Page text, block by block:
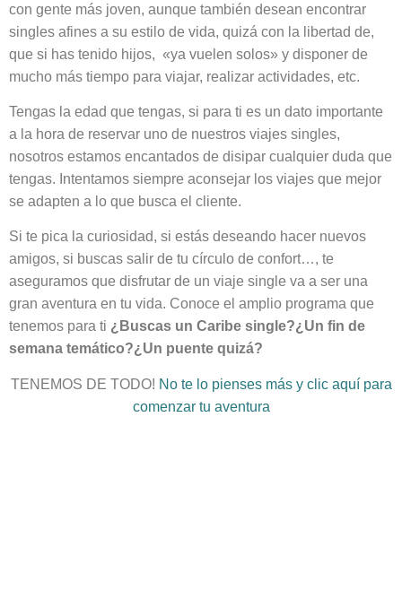
con gente más joven, aunque también desean encontrar
singles afines a su estilo de vida, quizá con la libertad de,
que si has tenido hijos, «ya vuelen solos» y disponer de
mucho más tiempo para viajar, realizar actividades, etc.
Tengas la edad que tengas, si para ti es un dato importante
a la hora de reservar uno de nuestros viajes singles,
nosotros estamos encantados de disipar cualquier duda que
tengas. Intentamos siempre aconsejar los viajes que mejor
se adapten a lo que busca el cliente.
Si te pica la curiosidad, si estás deseando hacer nuevos
amigos, si buscas salir de tu círculo de confort…, te
aseguramos que disfrutar de un viaje single va a ser una
gran aventura en tu vida. Conoce el amplio programa que
tenemos para ti ¿Buscas un Caribe single?¿Un fin de
semana temático?¿Un puente quizá?
TENEMOS DE TODO! No te lo pienses más y clic aquí para
comenzar tu aventura